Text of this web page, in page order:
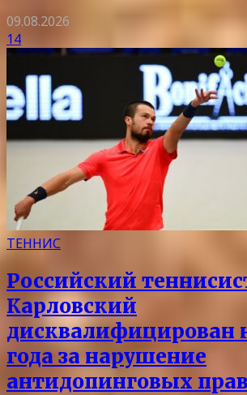
09.08.2026
14
ТЕННИС
Российский
Карловский
дисквалифицирован
года за нарушение
антидопинговых